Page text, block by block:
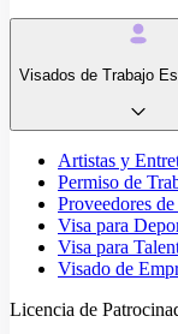
Visados de Trabajo
Artistas y
Permiso de
Proveedores
Visa para
Visa para
Visado de
Licencia de